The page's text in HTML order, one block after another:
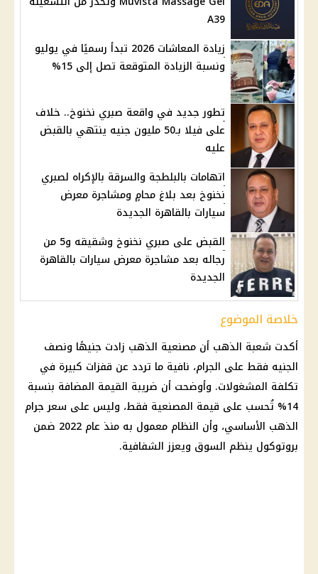
A39
زيادة المعاشات 2026 تبدأ رسميًا في يوليو
ونسبة الزيادة المتوقعة تصل إلى 15%
تطور جديد في واقعة صبري نخنوخ.. خلاف
على فيلا بـ50 مليون جنيه ينتهي بالقبض
عليه
اتهامات بالبلطجة والسرقة بالإكراه لصبري
نخنوخ بعد بلاغ محامٍ ومشاجرة معرض
سيارات بالقاهرة الجديدة
القبض على صبري نخنوخ وشقيقه و5 من
رجاله بعد مشاجرة معرض سيارات بالقاهرة
الجديدة
خلاصة الموضوع
أكدت شعبة الذهب أن مصنعية الذهب زادت جنيهًا ونصف
الجنيه فقط على الجرام، نافية ما تردد عن قفزات كبيرة في
تكلفة المشغولات. وأوضحت أن ضريبة القيمة المضافة بنسبة
14% تُحسب على قيمة المصنعية فقط، وليس على
سعر جرام
الذهب
الأساسي، وأن النظام معمول به منذ عام 2022 ضمن
بروتوكول ينظم السوق ويعزز الشفافية.